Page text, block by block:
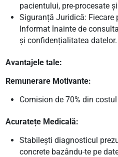
pacientului, pre-procesate
Siguranță Juridică: Fiecare
Informat înainte de
și confidențialitatea datelor.
Avantajele tale:
Remunerare Motivante:
Comision de 70% din
Acuratețe Medicală:
Stabilești diagnosticul
concrete bazându-te pe